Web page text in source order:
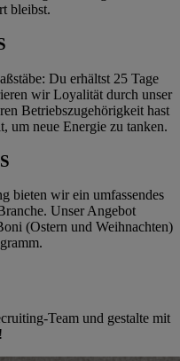
bleibst.
Du erhältst 25 Tage
wir Loyalität durch unser
Betriebszugehörigkeit hast
um neue Energie zu tanken.
bieten wir ein umfassendes
Unser Angebot
(Ostern und Weihnachten)
Team und gestalte mit